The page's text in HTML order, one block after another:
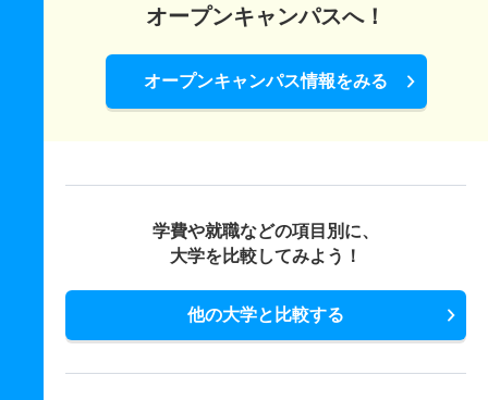
オープンキャンパスへ！
オープンキャンパス情報をみる
学費や就職などの項目別に、
大学を比較してみよう！
他の大学と比較する